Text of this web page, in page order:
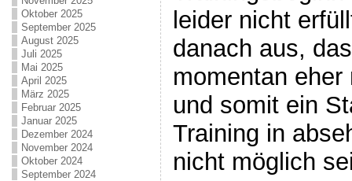
Oktober 2025
September 2025
August 2025
Juli 2025
Mai 2025
April 2025
März 2025
Februar 2025
Januar 2025
Dezember 2024
November 2024
Oktober 2024
September 2024
leider nicht
danach aus,
momentan
und somit ein
Training in
nicht möglich